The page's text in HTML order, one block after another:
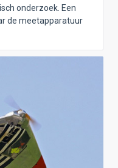
onderzoek. Een
de meetapparatuur